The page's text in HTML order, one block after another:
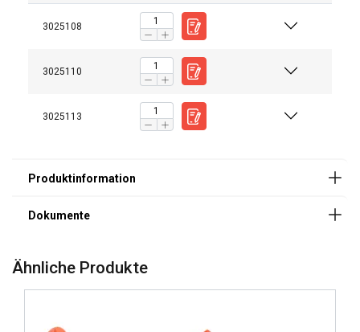
3025108
3025110
3025113
Bedienungsanleitung
Catalogus_duits_neutraal_PRINT 82.pdf
Ähnliche Produkte
ENGLISH
Cookies.
Informationen über Ihre Nutzung unserer
mit anderen Informationen kombinieren, die Sie